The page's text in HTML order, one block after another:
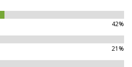
42%
21%